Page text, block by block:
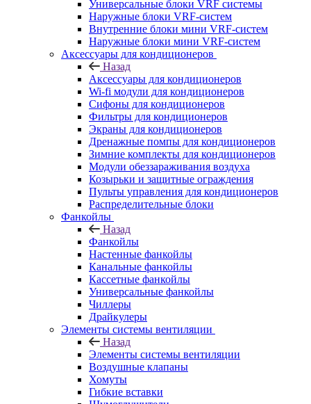
Универсальные блоки VRF системы
Наружные блоки VRF-систем
Внутренние блоки мини VRF-систем
Наружные блоки мини VRF-систем
Аксессуары для кондиционеров
Назад
Аксессуары для кондиционеров
Wi-fi модули для кондиционеров
Сифоны для кондиционеров
Фильтры для кондиционеров
Экраны для кондиционеров
Дренажные помпы для кондиционеров
Зимние комплекты для кондиционеров
Модули обеззараживания воздуха
Козырьки и защитные ограждения
Пульты управления для кондиционеров
Распределительные блоки
Фанкойлы
Назад
Фанкойлы
Настенные фанкойлы
Канальные фанкойлы
Кассетные фанкойлы
Универсальные фанкойлы
Чиллеры
Драйкулеры
Элементы системы вентиляции
Назад
Элементы системы вентиляции
Воздушные клапаны
Хомуты
Гибкие вставки